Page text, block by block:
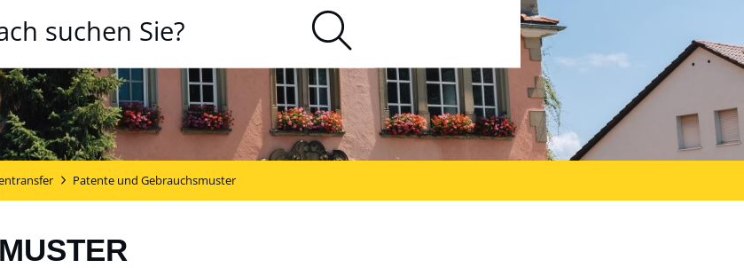
Patente und Gebrauchsmuster